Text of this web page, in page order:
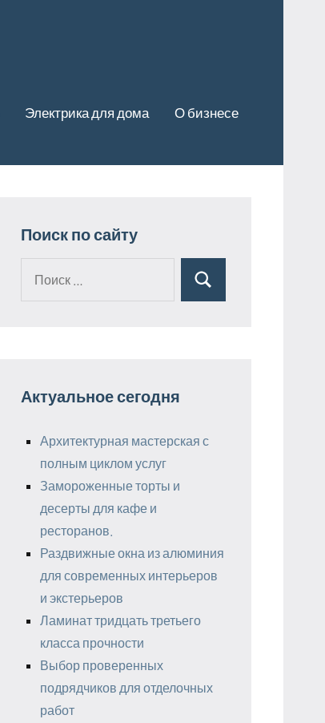
Электрика для дома О бизнесе
Поиск по сайту
Поиск
Актуальное сегодня
Архитектурная мастерская с
полным циклом услуг
Замороженные торты и
десерты для кафе и
ресторанов.
Раздвижные окна из алюминия
для современных интерьеров
и экстерьеров
Ламинат тридцать третьего
класса прочности
Выбор проверенных
подрядчиков для отделочных
работ